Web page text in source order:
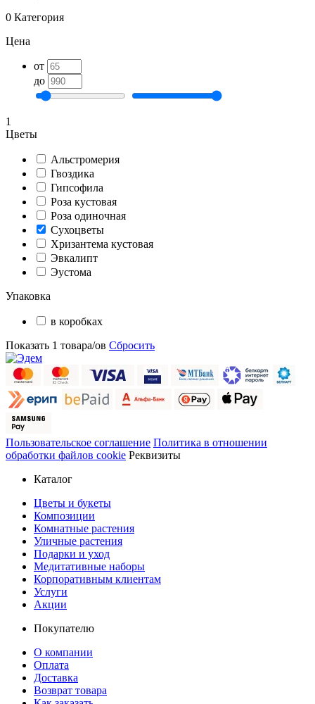
0 Категория
Цена
от
до
1
Цветы
Альстромерия
Гвоздика
Гипсофила
Роза кустовая
Роза одиночная
Сухоцветы
Хризантема кустовая
Эвкалипт
Эустома
Упаковка
в коробках
Показать 1 товара/ов Сбросить
Пользовательское соглашение Политика в отношении
обработки файлов cookie Реквизиты
Каталог
Цветы и букеты
Композиции
Комнатные растения
Уличные растения
Подарки и уход
Медитативные наборы
Корпоративным клиентам
Услуги
Акции
Покупателю
О компании
Оплата
Доставка
Возврат товара